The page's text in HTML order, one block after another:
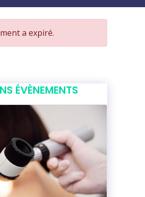
a expiré.
ÉVÈNEMENTS